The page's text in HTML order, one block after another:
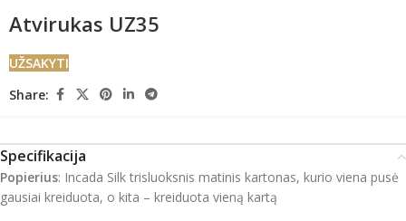
Atvirukas UZ35
UŽSAKYTI
Share:
Specifikacija
Popierius: Incada Silk trisluoksnis matinis kartonas, kurio viena pusė
gausiai kreiduota, o kita – kreiduota vieną kartą